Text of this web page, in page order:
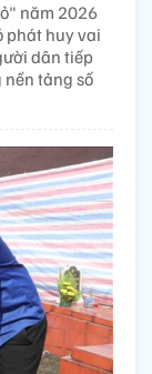
năm 2026
phát huy vai
dân tiếp
tảng số